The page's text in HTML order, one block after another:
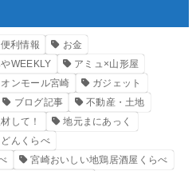
利情報
お金
WEEKLY
アミュ×山形屋
オンモール宮崎
ガジェット
ブログ記事
不動産・土地
して！
地元まにあっく
んくらべ
宮崎おいしい地鶏居酒屋くらべ